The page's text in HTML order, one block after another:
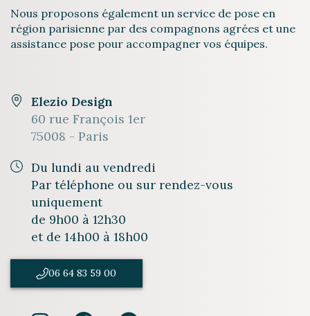
Nous proposons également un service de pose en
région parisienne par des compagnons agrées et une
assistance pose pour accompagner vos équipes.
Elezio Design
60 rue François 1er
75008 - Paris
Du lundi au vendredi
Par téléphone ou sur rendez-vous
uniquement
de 9h00 à 12h30
et de 14h00 à 18h00
06 64 83 59 00